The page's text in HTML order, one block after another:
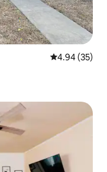
レビュー35
4.94 (35)